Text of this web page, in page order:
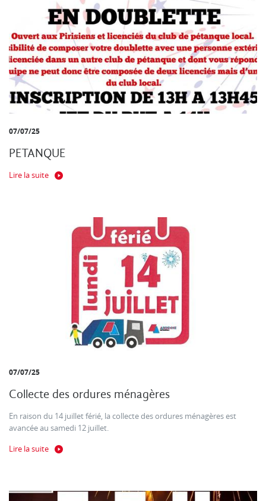
07/07/25
PETANQUE
Lire la suite
07/07/25
Collecte des ordures ménagères
En raison du 14 juillet férié, la collecte des ordures ménagères est
avancée au samedi 12 juillet.
Lire la suite